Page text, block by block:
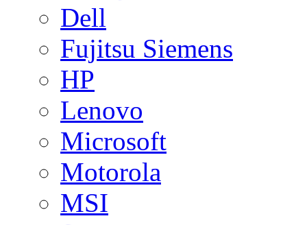
Dell
Fujitsu Siemens
HP
Lenovo
Microsoft
Motorola
MSI